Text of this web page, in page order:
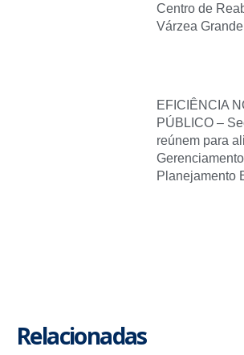
Centro de
Várzea Grande
EFICIÊNCIA
PÚBLICO –
reúnem para
Planejamento
Relacionadas